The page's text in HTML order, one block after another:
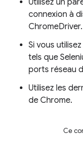
Utilisez un
connexion à
ChromeDriver.
Si vous
tels que
ports réseau
Utilisez les
de Chrome.
Ce